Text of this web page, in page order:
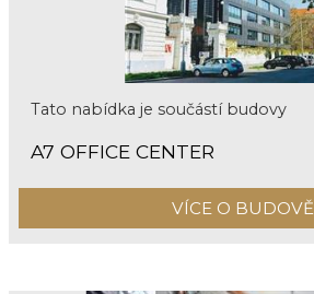
Tato nabídka je součástí budovy
A7 OFFICE CENTER
VÍCE O BUDOVĚ